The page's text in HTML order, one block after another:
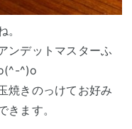
ンデットマスターふ
^)o
焼きのっけてお好み
ます。